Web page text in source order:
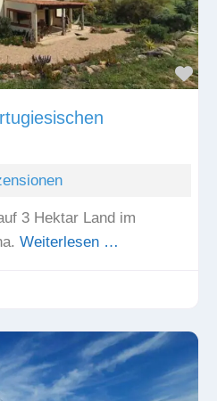
3 Hektar Land im
Weiterlesen …